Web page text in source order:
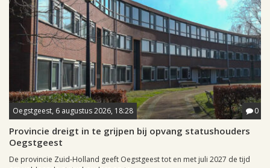
Oegstgeest, 6 augustus 2026, 18:28 0
Provincie dreigt in te grijpen bij opvang statushouders
Oegstgeest
De provincie Zuid-Holland geeft Oegstgeest tot en met juli 2027 de tijd